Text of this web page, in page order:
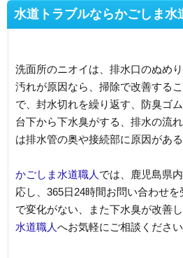
水道トラブルならかごしま水
洗面所のニオイは、排水口のぬめ
汚れが原因なら、掃除で改善する
で、封水切れを繰り返す、防臭ゴ
台下から下水臭がする、排水の流
は排水管の奥や接続部に原因があ
かごしま水道職人 では、鹿児島県
応し、365日24時間お問い合わせ
で変化がない、また下水臭が改善
水道職人へお気軽にご相談ください